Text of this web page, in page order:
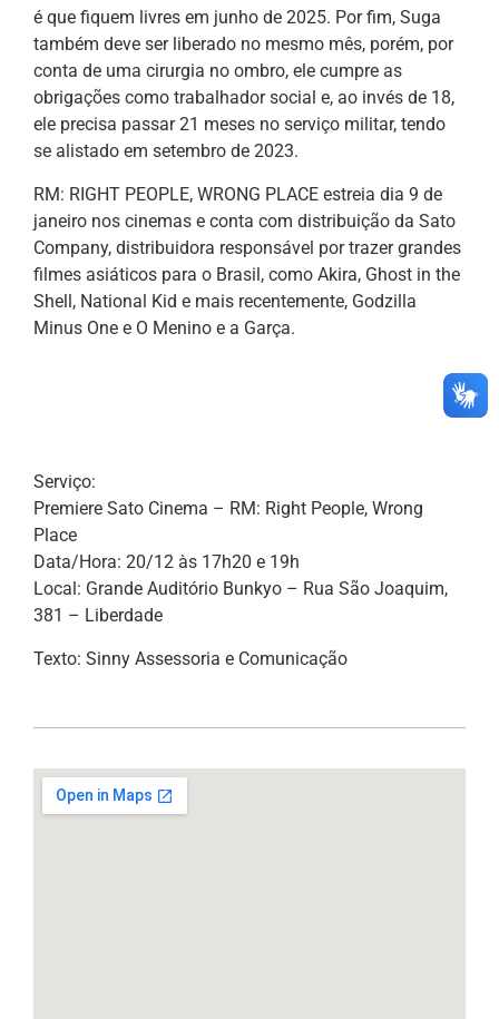
é que fiquem livres em junho de 2025. Por fim, Suga
também deve ser liberado no mesmo mês, porém, por
conta de uma cirurgia no ombro, ele cumpre as
obrigações como trabalhador social e, ao invés de 18,
ele precisa passar 21 meses no serviço militar, tendo
se alistado em setembro de 2023.
RM: RIGHT PEOPLE, WRONG PLACE estreia dia 9 de
janeiro nos cinemas e conta com distribuição da Sato
Company, distribuidora responsável por trazer grandes
filmes asiáticos para o Brasil, como Akira, Ghost in the
Shell, National Kid e mais recentemente, Godzilla
Minus One e O Menino e a Garça.
Serviço:
Premiere Sato Cinema – RM: Right People, Wrong
Place
Data/Hora: 20/12 às 17h20 e 19h
Local: Grande Auditório Bunkyo – Rua São Joaquim,
381 – Liberdade
Texto: Sinny Assessoria e Comunicação